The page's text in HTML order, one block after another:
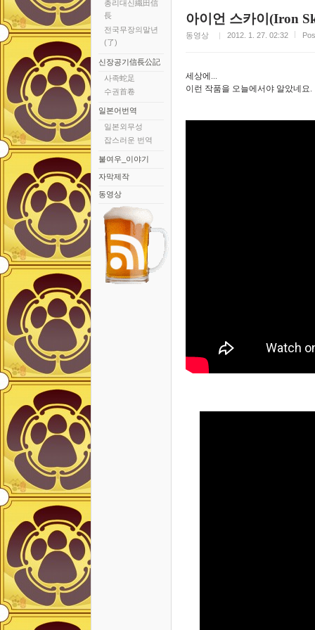
총리대신織田信
長
전국무장의말년
(了)
신장공기信長公記
사족蛇足
수권首卷
일본어번역
일본외무성
잡스러운 번역
불여우_이야기
자막제작
동영상
아이언 스카이(Iron
동영상 2012. 1. 27. 02:32
세상에...
이런 작품을 오늘에서야 알았네요.